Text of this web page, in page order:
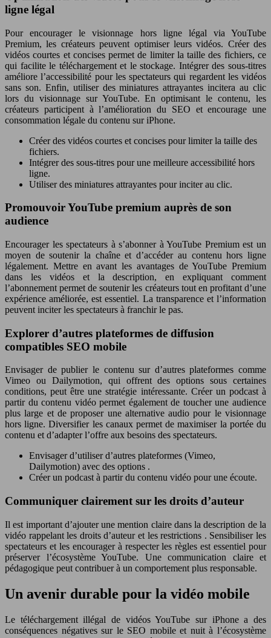
ligne légal
Pour encourager le visionnage hors ligne légal via YouTube
Premium, les créateurs peuvent optimiser leurs vidéos. Créer des
vidéos courtes et concises permet de limiter la taille des fichiers, ce
qui facilite le téléchargement et le stockage. Intégrer des sous-titres
améliore l’accessibilité pour les spectateurs qui regardent les vidéos
sans son. Enfin, utiliser des miniatures attrayantes incitera au clic
lors du visionnage sur YouTube. En optimisant le contenu, les
créateurs participent à l’amélioration du SEO et encourage une
consommation légale du contenu sur iPhone.
Créer des vidéos courtes et concises pour limiter la taille des
fichiers.
Intégrer des sous-titres pour une meilleure accessibilité hors
ligne.
Utiliser des miniatures attrayantes pour inciter au clic.
Promouvoir YouTube premium auprès de son
audience
Encourager les spectateurs à s’abonner à YouTube Premium est un
moyen de soutenir la chaîne et d’accéder au contenu hors ligne
légalement. Mettre en avant les avantages de YouTube Premium
dans les vidéos et la description, en expliquant comment
l’abonnement permet de soutenir les créateurs tout en profitant d’une
expérience améliorée, est essentiel. La transparence et l’information
peuvent inciter les spectateurs à franchir le pas.
Explorer d’autres plateformes de diffusion
compatibles SEO mobile
Envisager de publier le contenu sur d’autres plateformes comme
Vimeo ou Dailymotion, qui offrent des options sous certaines
conditions, peut être une stratégie intéressante. Créer un podcast à
partir du contenu vidéo permet également de toucher une audience
plus large et de proposer une alternative audio pour le visionnage
hors ligne. Diversifier les canaux permet de maximiser la portée du
contenu et d’adapter l’offre aux besoins des spectateurs.
Envisager d’utiliser d’autres plateformes (Vimeo,
Dailymotion) avec des options .
Créer un podcast à partir du contenu vidéo pour une écoute.
Communiquer clairement sur les droits d’auteur
Il est important d’ajouter une mention claire dans la description de la
vidéo rappelant les droits d’auteur et les restrictions . Sensibiliser les
spectateurs et les encourager à respecter les règles est essentiel pour
préserver l’écosystème YouTube. Une communication claire et
pédagogique peut contribuer à un comportement plus responsable.
Un avenir durable pour la vidéo mobile
Le téléchargement illégal de vidéos YouTube sur iPhone a des
conséquences négatives sur le SEO mobile et nuit à l’écosystème